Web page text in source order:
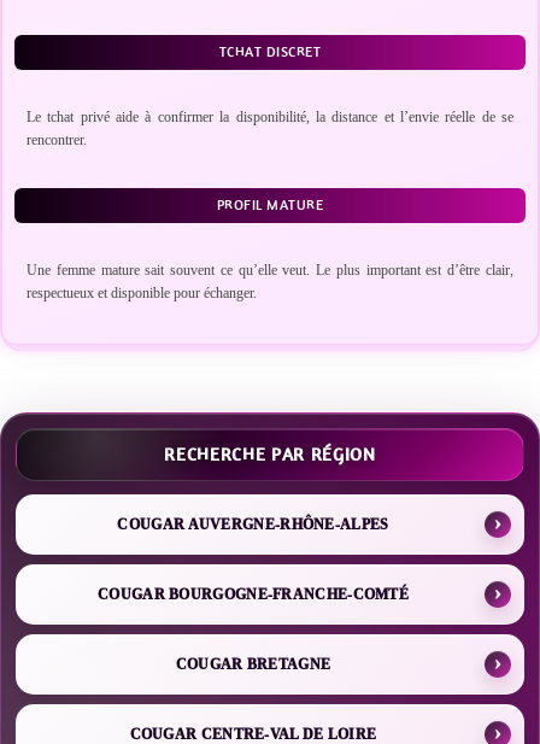
TCHAT DISCRET
Le tchat privé aide à confirmer la disponibilité, la distance et l’envie réelle de se
rencontrer.
PROFIL MATURE
Une femme mature sait souvent ce qu’elle veut. Le plus important est d’être clair,
respectueux et disponible pour échanger.
RECHERCHE PAR RÉGION
COUGAR AUVERGNE-RHÔNE-ALPES
COUGAR BOURGOGNE-FRANCHE-COMTÉ
COUGAR BRETAGNE
COUGAR CENTRE-VAL DE LOIRE